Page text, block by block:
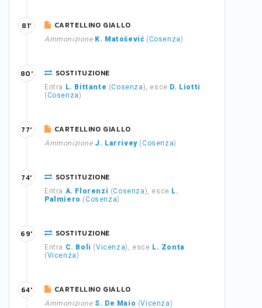
CARTELLINO GIALLO
Ammonizione K. Matošević (Cosenza)
81'
SOSTITUZIONE
Entra L. Bittante (Cosenza), esce D. Liotti
(Cosenza)
80'
CARTELLINO GIALLO
Ammonizione J. Larrivey(Cosenza)
77'
SOSTITUZIONE
Entra A. Florenzi (Cosenza), esce L.
Palmiero (Cosenza)
74'
SOSTITUZIONE
Entra C. Boli (Vicenza), esce L. Zonta
(Vicenza)
69'
CARTELLINO GIALLO
Ammonizione S. De Maio (Vicenza)
64'